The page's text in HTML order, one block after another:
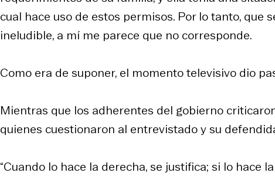
cual hace uso de estos permisos. Por lo tanto,
ineludible, a mí me parece que no corresponde.
Como era de suponer, el momento televisivo dio
Mientras que los adherentes del gobierno
quienes cuestionaron al entrevistado y su
“Cuando lo hace la derecha, se justifica; si lo hace